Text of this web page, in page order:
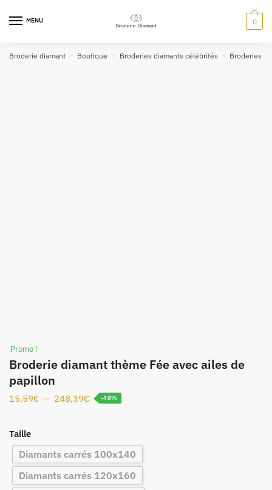
MENU 0
Broderie diamant » Boutique Broderies diamants célébrités Broderies
Promo !
Broderie diamant thème Fée avec ailes de
papillon
15,59€ – 248,39€ -48%
Taille
Diamants carrés 100x140
Diamants carrés 120x160